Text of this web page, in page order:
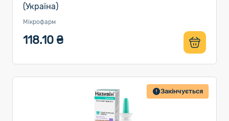
(Україна)
Мікрофарм
118.10 ₴
Закінчується